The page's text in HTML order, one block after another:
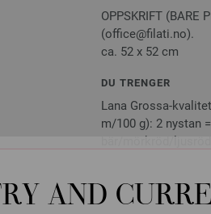
AND
OPPSKRIFT
(office@filati.no).
ca. 52 x 52 cm
DU TRENGER
Lana Grossa-
m/100 g): 2 nystan
bär/mörkröd/
virknål nr. 4; 1 vit
Pinner, knapper og